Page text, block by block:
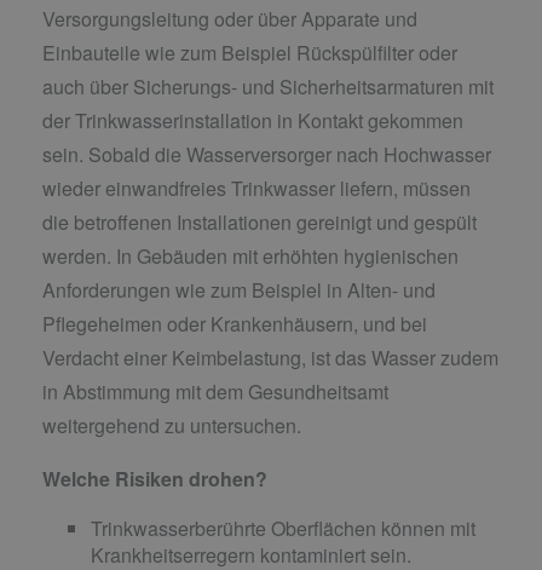
Versorgungsleitung oder über Apparate und
Einbauteile wie zum Beispiel Rückspülfilter oder
auch über Sicherungs- und Sicherheitsarmaturen mit
der Trinkwasserinstallation in Kontakt gekommen
sein. Sobald die Wasserversorger nach Hochwasser
wieder einwandfreies Trinkwasser liefern, müssen
die betroffenen Installationen gereinigt und gespült
werden. In Gebäuden mit erhöhten hygienischen
Anforderungen wie zum Beispiel in Alten- und
Pflegeheimen oder Krankenhäusern, und bei
Verdacht einer Keimbelastung, ist das Wasser zudem
in Abstimmung mit dem Gesundheitsamt
weitergehend zu untersuchen.
Welche Risiken drohen?
Trinkwasserberührte Oberflächen können mit
Krankheitserregern kontaminiert sein.